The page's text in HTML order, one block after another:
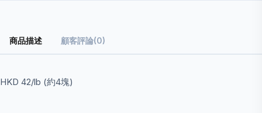
商品描述 顧客評論(0)
HKD 42/lb (約4塊)